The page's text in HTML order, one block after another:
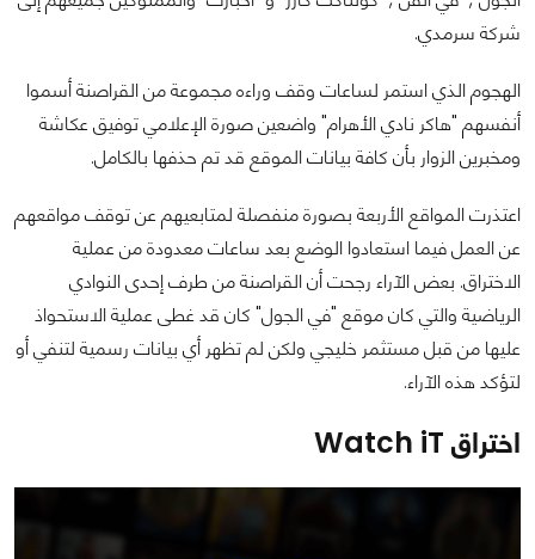
شركة سرمدي.
الهجوم الذي استمر لساعات وقف وراءه مجموعة من القراصنة أسموا
أنفسهم "هاكر نادي الأهرام" واضعين صورة الإعلامي توفيق عكاشة
ومخبرين الزوار بأن كافة بيانات الموقع قد تم حذفها بالكامل.
اعتذرت المواقع الأربعة بصورة منفصلة لمتابعيهم عن توقف مواقعهم
عن العمل فيما استعادوا الوضع بعد ساعات معدودة من عملية
الاختراق. بعض الآراء رجحت أن القراصنة من طرف إحدى النوادي
الرياضية والتي كان موقع "في الجول" كان قد غطى عملية الاستحواذ
عليها من قبل مستثمر خليجي ولكن لم تظهر أي بيانات رسمية لتنفي أو
لتؤكد هذه الآراء.
اختراق Watch iT